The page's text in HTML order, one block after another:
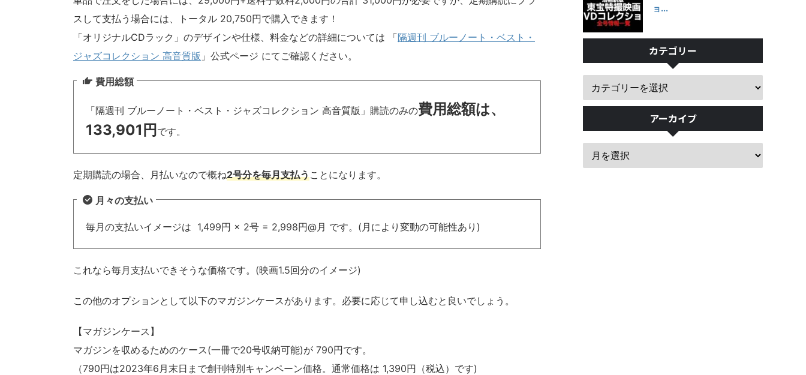
スして支払う場合には、トータル 20,750円で購入できます！
「オリジナルCDラック」のデザインや仕様、料金などの詳細については 「隔週刊 ブルーノート・ベスト・
ジャズコレクション 高音質版 」公式ページ にてご確認ください。
費用総額
「隔週刊 ブルーノート・ベスト・ジャズコレクション 高音質版」購読のみの費用総額は、
133,901円 です。
定期購読の場合、月払いなので概ね2号分を毎月支払うことになります。
月々の支払い
毎月の支払いイメージは 1,499円 × 2号 = 2,998円@月 です。(月により変動の可能性あり)
これなら毎月支払いできそうな価格です。(映画1.5回分のイメージ)
この他のオプションとして以下のマガジンケースがあります。必要に応じて申し込むと良いでしょう。
【マガジンケース】
マガジンを収めるためのケース(一冊で20号収納可能)が 790円です。
（790円は2023年6月末日まで創刊特別キャンペーン価格。通常価格は 1,390円（税込）です)
ョ...
カテゴリー
アーカイブ